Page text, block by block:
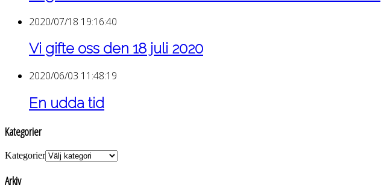
2020/07/18 19:16:40
Vi gifte oss den 18 juli 2020
2020/06/03 11:48:19
En udda tid
Kategorier
Kategorier
Arkiv